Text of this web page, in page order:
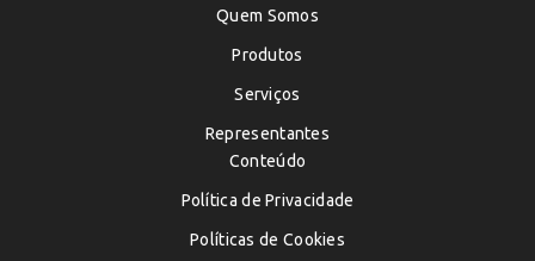
Quem Somos
Produtos
Serviços
Representantes
Conteúdo
Política de Privacidade
Políticas de Cookies